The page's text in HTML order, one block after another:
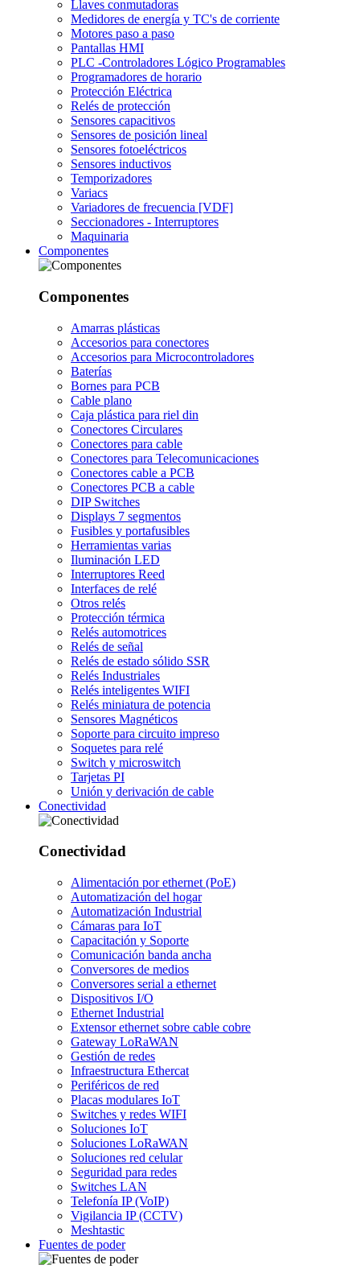
Llaves conmutadoras
Medidores de energía y TC's de corriente
Motores paso a paso
Pantallas HMI
PLC -Controladores Lógico Programables
Programadores de horario
Protección Eléctrica
Relés de protección
Sensores capacitivos
Sensores de posición lineal
Sensores fotoeléctricos
Sensores inductivos
Temporizadores
Variacs
Variadores de frecuencia [VDF]
Seccionadores - Interruptores
Maquinaria
Componentes
Componentes
Amarras plásticas
Accesorios para conectores
Accesorios para Microcontroladores
Baterías
Bornes para PCB
Cable plano
Caja plástica para riel din
Conectores Circulares
Conectores para cable
Conectores para Telecomunicaciones
Conectores cable a PCB
Conectores PCB a cable
DIP Switches
Displays 7 segmentos
Fusibles y portafusibles
Herramientas varias
Iluminación LED
Interruptores Reed
Interfaces de relé
Otros relés
Protección térmica
Relés automotrices
Relés de señal
Relés de estado sólido SSR
Relés Industriales
Relés inteligentes WIFI
Relés miniatura de potencia
Sensores Magnéticos
Soporte para circuito impreso
Soquetes para relé
Switch y microswitch
Tarjetas PI
Unión y derivación de cable
Conectividad
Conectividad
Alimentación por ethernet (PoE)
Automatización del hogar
Automatización Industrial
Cámaras para IoT
Capacitación y Soporte
Comunicación banda ancha
Conversores de medios
Conversores serial a ethernet
Dispositivos I/O
Ethernet Industrial
Extensor ethernet sobre cable cobre
Gateway LoRaWAN
Gestión de redes
Infraestructura Ethercat
Periféricos de red
Placas modulares IoT
Switches y redes WIFI
Soluciones IoT
Soluciones LoRaWAN
Soluciones red celular
Seguridad para redes
Switches LAN
Telefonía IP (VoIP)
Vigilancia IP (CCTV)
Meshtastic
Fuentes de poder